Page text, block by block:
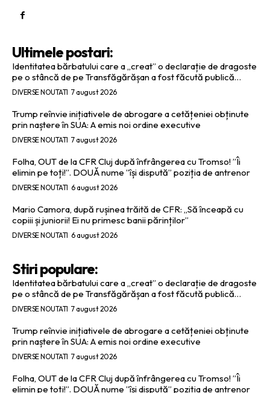
Ultimele postari:
Identitatea bărbatului care a „creat” o declarație de dragoste
pe o stâncă de pe Transfăgărășan a fost făcută publică…
DIVERSE NOUTATI 7 august 2026
Trump reînvie inițiativele de abrogare a cetățeniei obținute
prin naștere în SUA: A emis noi ordine executive
DIVERSE NOUTATI 7 august 2026
Folha, OUT de la CFR Cluj după înfrângerea cu Tromso! ”Îi
elimin pe toți!”. DOUĂ nume ”își dispută” poziția de antrenor
DIVERSE NOUTATI 6 august 2026
Mario Camora, după rușinea trăită de CFR: „Să înceapă cu
copiii și juniorii! Ei nu primesc banii părinților”
DIVERSE NOUTATI 6 august 2026
Stiri populare:
Identitatea bărbatului care a „creat” o declarație de dragoste
pe o stâncă de pe Transfăgărășan a fost făcută publică…
DIVERSE NOUTATI 7 august 2026
Trump reînvie inițiativele de abrogare a cetățeniei obținute
prin naștere în SUA: A emis noi ordine executive
DIVERSE NOUTATI 7 august 2026
Folha, OUT de la CFR Cluj după înfrângerea cu Tromso! ”Îi
elimin pe toți!”. DOUĂ nume ”își dispută” poziția de antrenor